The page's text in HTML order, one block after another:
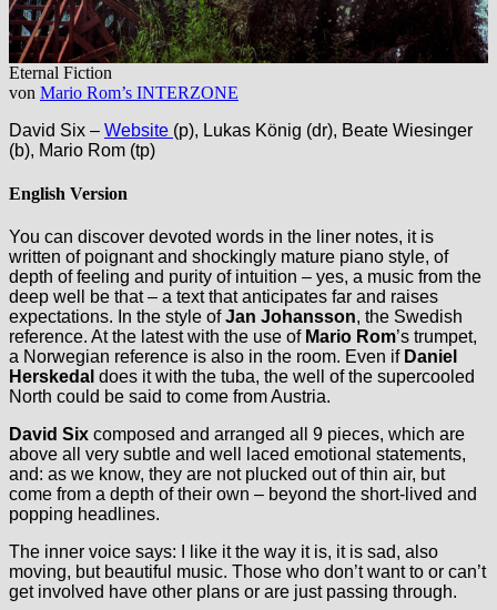
Eternal Fiction
von Mario Rom’s INTERZONE
David Six – Website (p), Lukas König (dr), Beate Wiesinger
(b), Mario Rom (tp)
English Version
You can discover devoted words in the liner notes, it is
written of poignant and shockingly mature piano style, of
depth of feeling and purity of intuition – yes, a music from the
deep well be that – a text that anticipates far and raises
expectations. In the style ofJan Johansson, the Swedish
reference. At the latest with the use of Mario Rom’s trumpet,
a Norwegian reference is also in the room. Even if Daniel
Herskedal does it with the tuba, the well of the supercooled
North could be said to come from Austria.
David Six composed and arranged all 9 pieces, which are
above all very subtle and well laced emotional statements,
and: as we know, they are not plucked out of thin air, but
come from a depth of their own – beyond the short-lived and
popping headlines.
The inner voice says: I like it the way it is, it is sad, also
moving, but beautiful music. Those who don’t want to or can’t
get involved have other plans or are just passing through.